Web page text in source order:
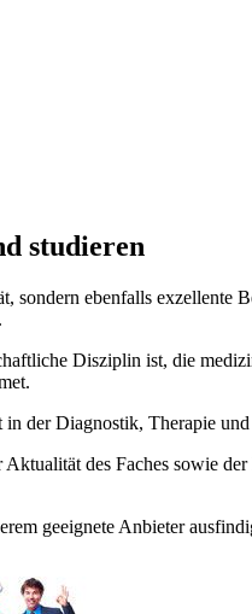
studieren
sondern ebenfalls exzellente
Disziplin ist, die
der Diagnostik, Therapie
des Faches sowie
geeignete Anbieter